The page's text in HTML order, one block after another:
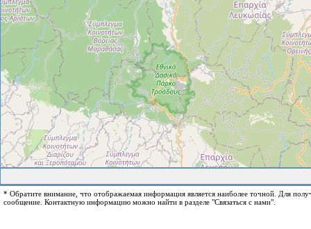
* Обратите внимание, что отображаемая информация является наиболее точной. Для
сообщение. Контактную информацию можно найти в разделе "Связаться с нами".